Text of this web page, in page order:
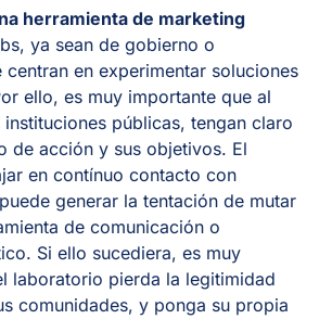
herramienta de marketing
ya sean de gobierno o
centran en experimentar soluciones
ello, es muy importante que al
públicas, tengan claro
de acción y sus objetivos. El
en contínuo contacto con
generar la tentación de mutar
de comunicación o
Si ello sucediera, es muy
laboratorio pierda la legitimidad
comunidades, y ponga su propia